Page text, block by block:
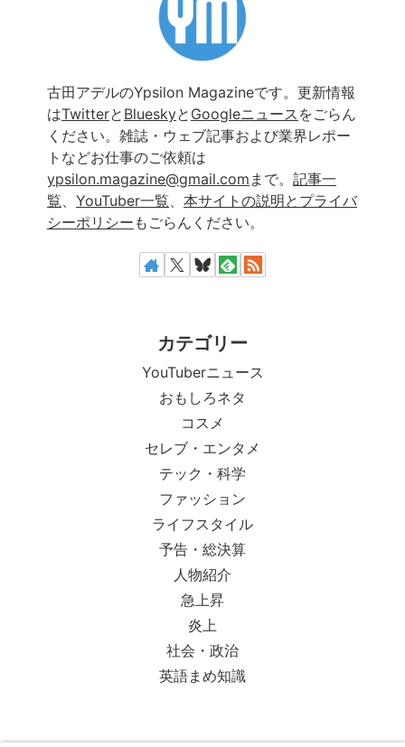
古田アデルのYpsilon Magazineです。更新情報
はTwitterと Blueskyと Googleニュース をごらん
ください。雑誌・ウェブ記事および業界レポー
トなどお仕事のご依頼は
ypsilon.magazine@gmail.com まで。 記事一
覧、 YouTuber一覧、 本サイトの説明とプライバ
シーポリシー もごらんください。
カテゴリー
YouTuberニュース
おもしろネタ
コスメ
セレブ・エンタメ
テック・科学
ファッション
ライフスタイル
予告・総決算
人物紹介
急上昇
炎上
社会・政治
英語まめ知識